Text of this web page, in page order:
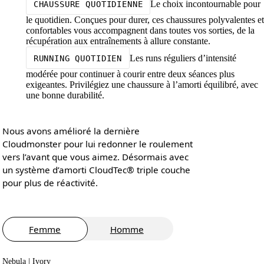
CHAUSSURE QUOTIDIENNE
Le choix incontournable pour
le quotidien. Conçues pour durer, ces chaussures polyvalentes et
confortables vous accompagnent dans toutes vos sorties, de la
récupération aux entraînements à allure constante.
RUNNING QUOTIDIEN
Les runs réguliers d’intensité
modérée pour continuer à courir entre deux séances plus
exigeantes. Privilégiez une chaussure à l’amorti équilibré, avec
une bonne durabilité.
Nous avons amélioré la dernière
Cloudmonster pour lui redonner le roulement
vers l’avant que vous aimez. Désormais avec
un système d’amorti CloudTec® triple couche
pour plus de réactivité.
Femme Homme
Nebula | Ivory